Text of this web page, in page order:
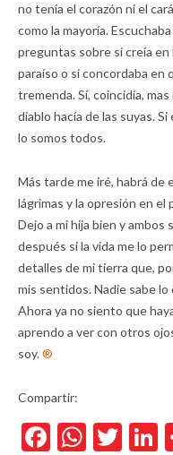
no tenía el corazón ni el
como la mayoría.
preguntas sobre si creía en
paraíso o si concordaba en
tremenda. Sí, coincidía,
diablo hacía de las suyas.
lo somos todos.
Más tarde me iré, habrá de
lágrimas y la opresión en el
Dejo a mi hija bien y
después si la vida me lo
detalles de mi tierra que,
mis sentidos. Nadie sabe
Ahora ya no siento que
aprendo a ver con otros
soy.®
Compartir:
Facebook